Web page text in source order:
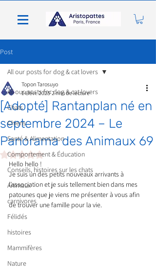
Post
All our posts for dog & cat lovers
Chats
Chiens
Santé & Alimentation
Comportement & Éducation
Conseils, histoires sur les chats
Animaux
carnivores
Félidés
histoires
Mammifères
Nature
All our posts for dog & cat lovers
[Adopté] Rantanplan né en
septembre 2024 – Le
Panorama des Animaux 69
Topon Tarosuyo
14 févr. 2025 2 min de lecture
Noté NaN étoiles sur 5.
Hello hello !
Je suis un des petits nouveaux arrivants à
l’association et je suis tellement bien dans mes
patounes que je viens me présenter à vous afin
de trouver une famille pour la vie.